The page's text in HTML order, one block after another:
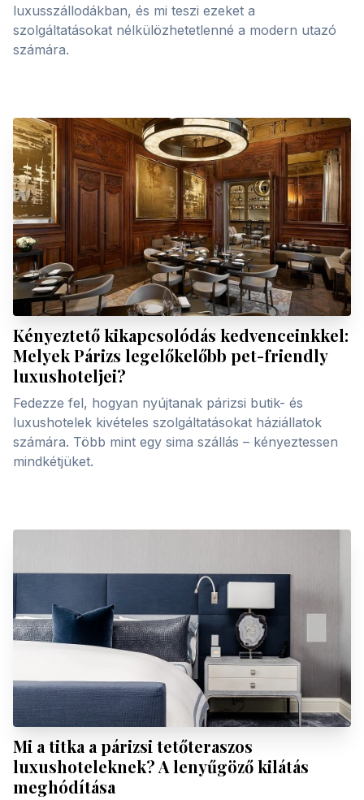
luxusszállodákban, és mi teszi ezeket a
szolgáltatásokat nélkülözhetetlenné a modern utazó
számára.
Kényeztető kikapcsolódás kedvenceinkkel:
Melyek Párizs legelőkelőbb pet-friendly
luxushoteljei?
Fedezze fel, hogyan nyújtanak párizsi butik- és
luxushotelek kivételes szolgáltatásokat háziállatok
számára. Több mint egy sima szállás – kényeztessen
mindkétjüket.
Mi a titka a párizsi tetőteraszos
luxushoteleknek? A lenyűgöző kilátás
meghódítása